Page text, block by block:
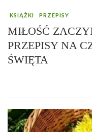
KSIĄŻKI PRZEPISY
MIŁOŚĆ
PRZEPISY NA
ŚWIĘTA